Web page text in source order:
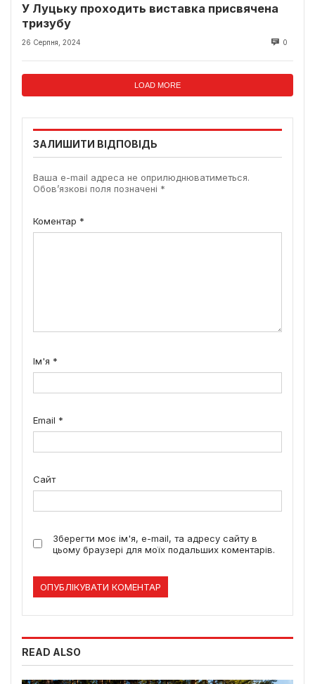
У Луцьку проходить виставка присвячена
тризубу
26 Серпня, 2024 0
LOAD MORE
ЗАЛИШИТИ ВІДПОВІДЬ
Ваша e-mail адреса не оприлюднюватиметься.
Обов’язкові поля позначені *
Коментар *
Ім'я *
Email *
Сайт
Зберегти моє ім'я, e-mail, та адресу сайту в
цьому браузері для моїх подальших коментарів.
READ ALSO